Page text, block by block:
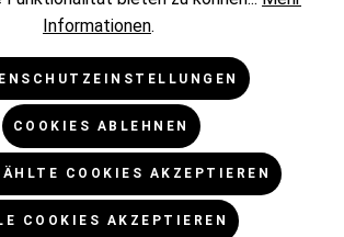
exkl. gesetzl. Mehrwertsteuer zzgl.
Informationen.
COOKIES ABLEHNEN
COOKIES AKZEPTIEREN
COOKIES AKZEPTIEREN